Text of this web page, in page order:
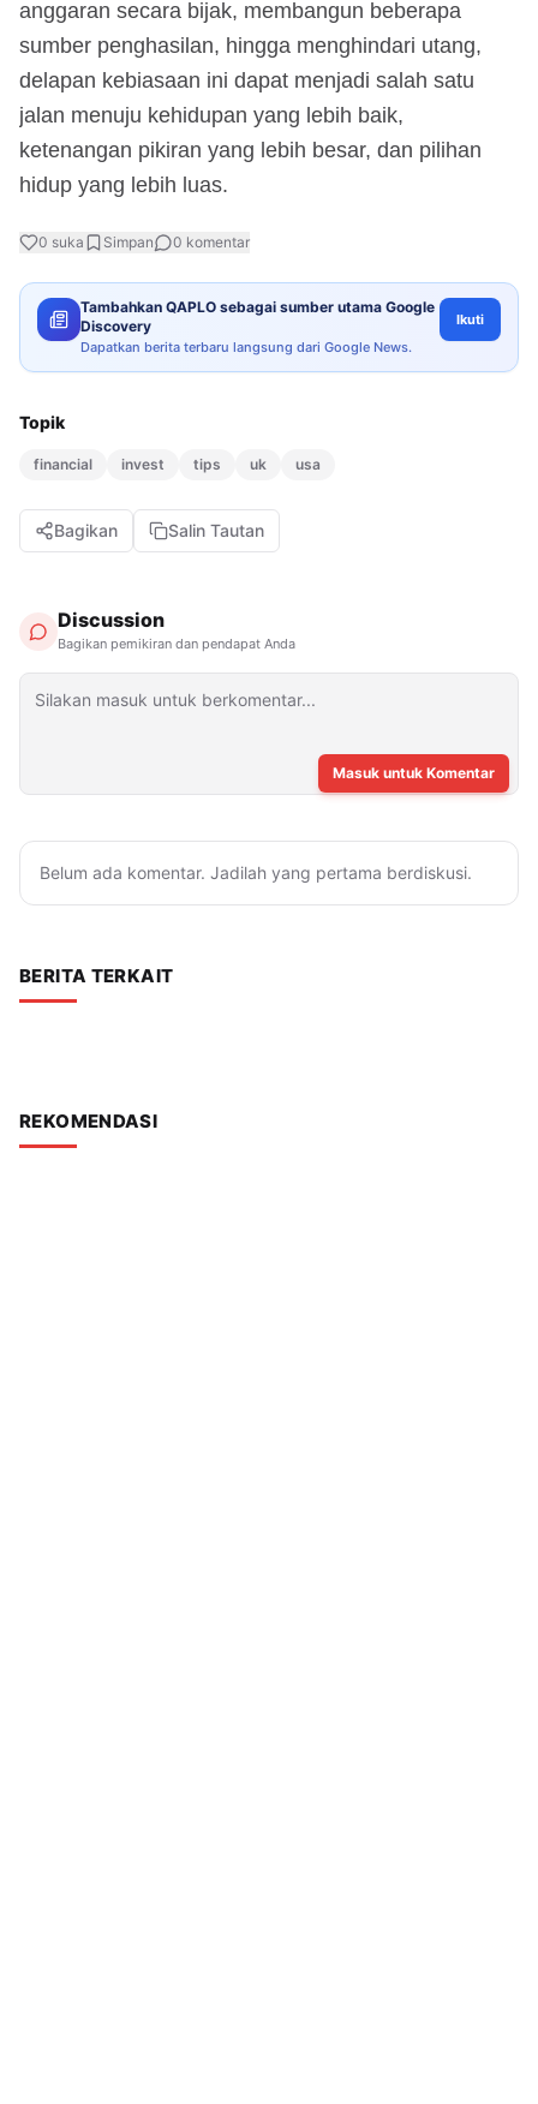
anggaran secara bijak, membangun beberapa
sumber penghasilan, hingga menghindari utang,
delapan kebiasaan ini dapat menjadi salah satu
jalan menuju kehidupan yang lebih baik,
ketenangan pikiran yang lebih besar, dan pilihan
hidup yang lebih luas.
0 suka Simpan 0 komentar
Tambahkan QAPLO sebagai sumber utama Google
Discovery
Dapatkan berita terbaru langsung dari Google News.
Ikuti
Topik
financial invest tips uk usa
Bagikan Salin Tautan
Discussion
Bagikan pemikiran dan pendapat Anda
Masuk untuk Komentar
Belum ada komentar. Jadilah yang pertama berdiskusi.
BERITA TERKAIT
REKOMENDASI